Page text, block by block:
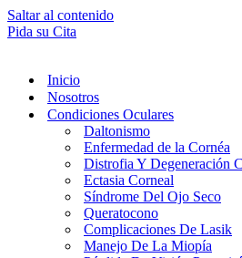
Saltar al contenido
Pida su Cita
Inicio
Nosotros
Condiciones Oculares
Daltonismo
Enfermedad de la Cornéa
Distrofia Y Degeneración
Ectasia Corneal
Síndrome Del Ojo Seco
Queratocono
Complicaciones De Lasik
Manejo De La Miopía